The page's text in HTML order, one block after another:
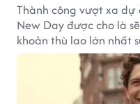
Thành công vượt xa
New Day được cho là
khoản thù lao lớn nhất